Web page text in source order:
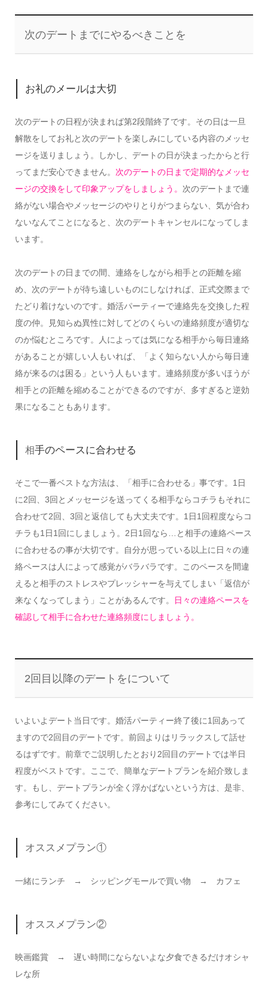
次のデートまでにやるべきことを
お礼のメールは大切
次のデートの日程が決まれば第2段階終了です。その日は一旦
解散をしてお礼と次のデートを楽しみにしている内容のメッセ
ージを送りましょう。しかし、デートの日が決まったからと行
ってまだ安心できません。 次のデートの日まで定期的なメッセ
ージの交換をして印象アップをしましょう。 次のデートまで連
絡がない場合やメッセージのやりとりがつまらない、気が合わ
ないなんてことになると、次のデートキャンセルになってしま
います。
次のデートの日までの間、連絡をしながら相手との距離を縮
め、次のデートが待ち遠しいものにしなければ、正式交際まで
たどり着けないのです。婚活パーティーで連絡先を交換した程
度の仲。見知らぬ異性に対してどのくらいの連絡頻度が適切な
のか悩むところです。人によっては気になる相手から毎日連絡
があることが嬉しい人もいれば、「よく知らない人から毎日連
絡が来るのは困る」という人もいます。連絡頻度が多いほうが
相手との距離を縮めることができるのですが、多すぎると逆効
果になることもあります。
相手のペースに合わせる
そこで一番ベストな方法は、「相手に合わせる」事です。1日
に2回、3回とメッセージを送ってくる相手ならコチラもそれに
合わせて2回、3回と返信しても大丈夫です。1日1回程度ならコ
チラも1日1回にしましょう。2日1回なら…と相手の連絡ペース
に合わせるの事が大切です。自分が思っている以上に日々の連
絡ペースは人によって感覚がバラバラです。このペースを間違
えると相手のストレスやプレッシャーを与えてしまい「返信が
来なくなってしまう」ことがあるんです。
日々の連絡ペースを
確認して相手に合わせた連絡頻度にしましょう。
2回目以降のデートをについて
いよいよデート当日です。婚活パーティー終了後に1回あって
ますので2回目のデートです。前回よりはリラックスして話せ
るはずです。前章でご説明したとおり2回目のデートでは半日
程度がベストです。ここで、簡単なデートプランを紹介致しま
す。もし、デートプランが全く浮かばないという方は、是非、
参考にしてみてください。
オススメプラン①
一緒にランチ → シッピングモールで買い物 → カフェ
オススメプラン②
映画鑑賞 → 遅い時間にならないよな夕食できるだけオシャ
レな所